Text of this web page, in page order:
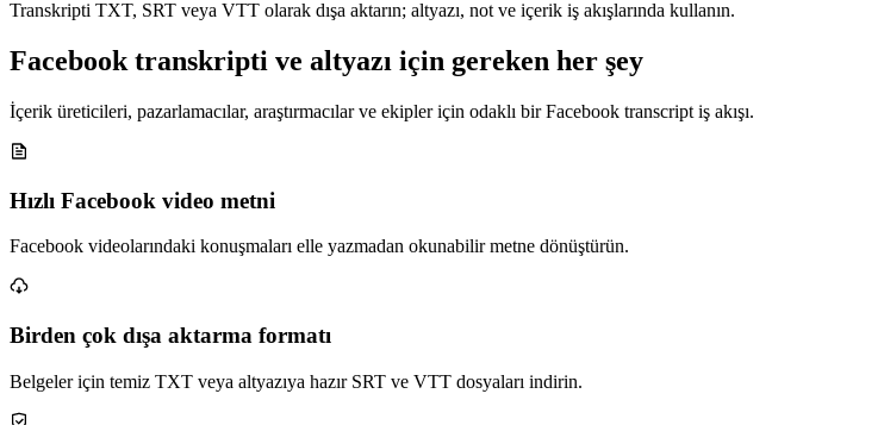
Transkripti TXT, SRT veya VTT olarak dışa aktarın; altyazı, not ve içerik iş akışlarında kullanın.
Facebook transkripti ve altyazı için gereken her şey
İçerik üreticileri, pazarlamacılar, araştırmacılar ve ekipler için odaklı bir Facebook transcript iş akışı.
Hızlı Facebook video metni
Facebook videolarındaki konuşmaları elle yazmadan okunabilir metne dönüştürün.
Birden çok dışa aktarma formatı
Belgeler için temiz TXT veya altyazıya hazır SRT ve VTT dosyaları indirin.